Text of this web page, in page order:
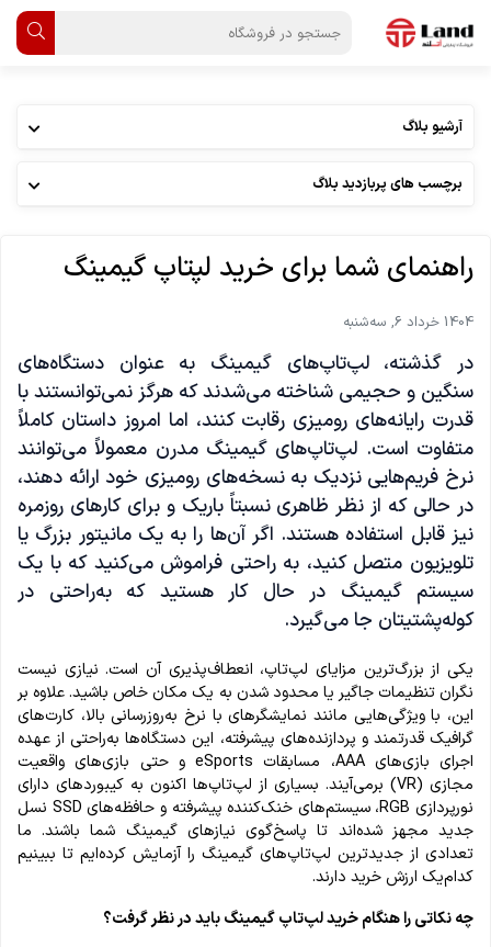
آرشیو بلاگ
برچسب های پربازدید بلاگ
راهنمای شما برای خرید لپتاپ گیمینگ
1404 خرداد 6, سه‌شنبه
در گذشته، لپ‌تاپ‌های گیمینگ به عنوان دستگاه‌های
سنگین و حجیمی شناخته می‌شدند که هرگز نمی‌توانستند با
قدرت رایانه‌های رومیزی رقابت کنند، اما امروز داستان کاملاً
متفاوت است. لپ‌تاپ‌های گیمینگ مدرن معمولاً می‌توانند
نرخ فریم‌هایی نزدیک به نسخه‌های رومیزی خود ارائه دهند،
در حالی که از نظر ظاهری نسبتاً باریک و برای کارهای روزمره
نیز قابل استفاده هستند. اگر آن‌ها را به یک مانیتور بزرگ یا
تلویزیون متصل کنید، به راحتی فراموش می‌کنید که با یک
سیستم گیمینگ در حال کار هستید که به‌راحتی در
کوله‌پشتیتان جا می‌گیرد.
یکی از بزرگ‌ترین مزایای لپ‌تاپ، انعطاف‌پذیری آن است. نیازی نیست
نگران تنظیمات جاگیر یا محدود شدن به یک مکان خاص باشید. علاوه بر
این، با ویژگی‌هایی مانند نمایشگرهای با نرخ به‌روزرسانی بالا، کارت‌های
گرافیک قدرتمند و پردازنده‌های پیشرفته، این دستگاه‌ها به‌راحتی از عهده
اجرای بازی‌های AAA، مسابقات eSports و حتی بازی‌های واقعیت
مجازی (VR) برمی‌آیند. بسیاری از لپ‌تاپ‌ها اکنون به کیبوردهای دارای
نورپردازی RGB، سیستم‌های خنک‌کننده پیشرفته و حافظه‌های SSD نسل
جدید مجهز شده‌اند تا پاسخ‌گوی نیازهای گیمینگ شما باشند. ما
تعدادی از جدیدترین لپ‌تاپ‌های گیمینگ را آزمایش کرده‌ایم تا ببینیم
کدام‌یک ارزش خرید دارند.
چه نکاتی را هنگام خرید لپ‌تاپ گیمینگ باید در نظر گرفت؟